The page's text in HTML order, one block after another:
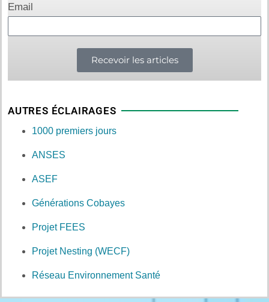
Email
Recevoir les articles
AUTRES ÉCLAIRAGES
1000 premiers jours
ANSES
ASEF
Générations Cobayes
Projet FEES
Projet Nesting (WECF)
Réseau Environnement Santé